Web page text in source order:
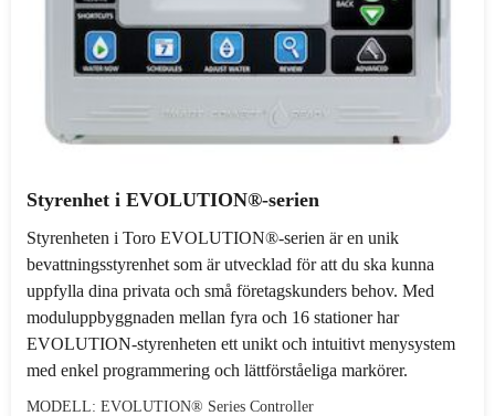
Styrenhet i EVOLUTION®-serien
Styrenheten i Toro EVOLUTION®-serien är en unik
bevattningsstyrenhet som är utvecklad för att du ska kunna
uppfylla dina privata och små företagskunders behov. Med
moduluppbyggnaden mellan fyra och 16 stationer har
EVOLUTION-styrenheten ett unikt och intuitivt menysystem
med enkel programmering och lättförståeliga markörer.
MODELL: EVOLUTION® Series Controller